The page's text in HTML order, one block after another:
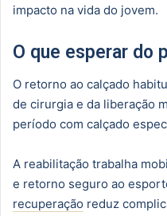
impacto na vida do jovem.
O que esperar do
O retorno ao calçado
de cirurgia e da liberação
período com calçado
A reabilitação trabalha
e retorno seguro ao
recuperação reduz